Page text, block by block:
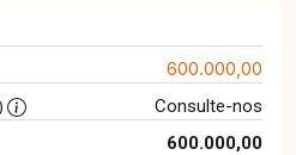
600.000,00
Consulte-nos
600.000,00